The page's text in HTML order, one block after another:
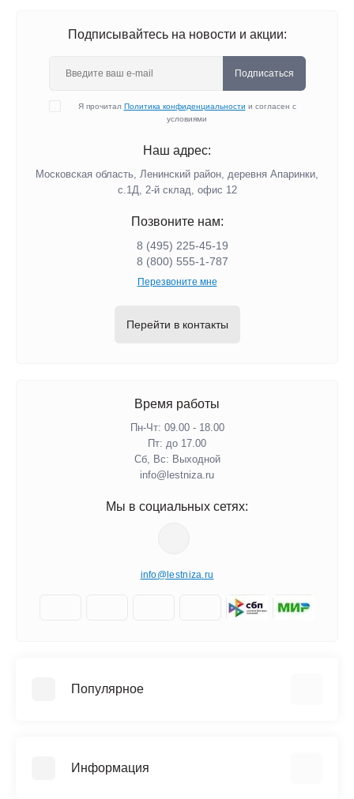
Подписывайтесь на новости и акции:
Подписаться
Я прочитал Политика конфиденциальности и согласен с
условиями
Наш адрес:
Московская область, Ленинский район, деревня Апаринки,
с.1Д, 2-й склад, офис 12
Позвоните нам:
8 (495) 225-45-19
8 (800) 555-1-787
Перезвоните мне
Перейти в контакты
Время работы
Пн-Чт: 09.00 - 18.00
Пт: до 17.00
Сб, Вс: Выходной
info@lestniza.ru
Мы в социальных сетях:
info@lestniza.ru
Популярное
Четырехсекционные лестницы
Информация